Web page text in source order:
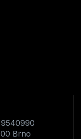
Brno